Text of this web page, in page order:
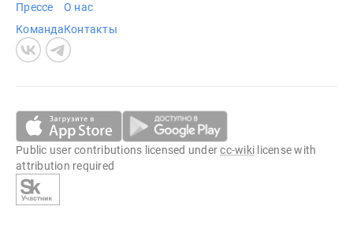
Прессе
Команда
О нас
Контакты
Public user contributions licensed undercc-wiki license with
attribution required